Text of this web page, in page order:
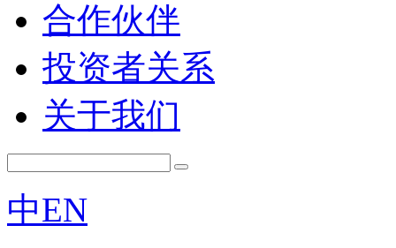
合作伙伴
投资者关系
关于我们
中EN